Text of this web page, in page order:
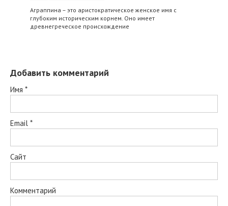
Аграппина – это аристократическое женское имя с
глубоким историческим корнем. Оно имеет
древнегреческое происхождение
Добавить комментарий
Имя *
Email *
Сайт
Комментарий